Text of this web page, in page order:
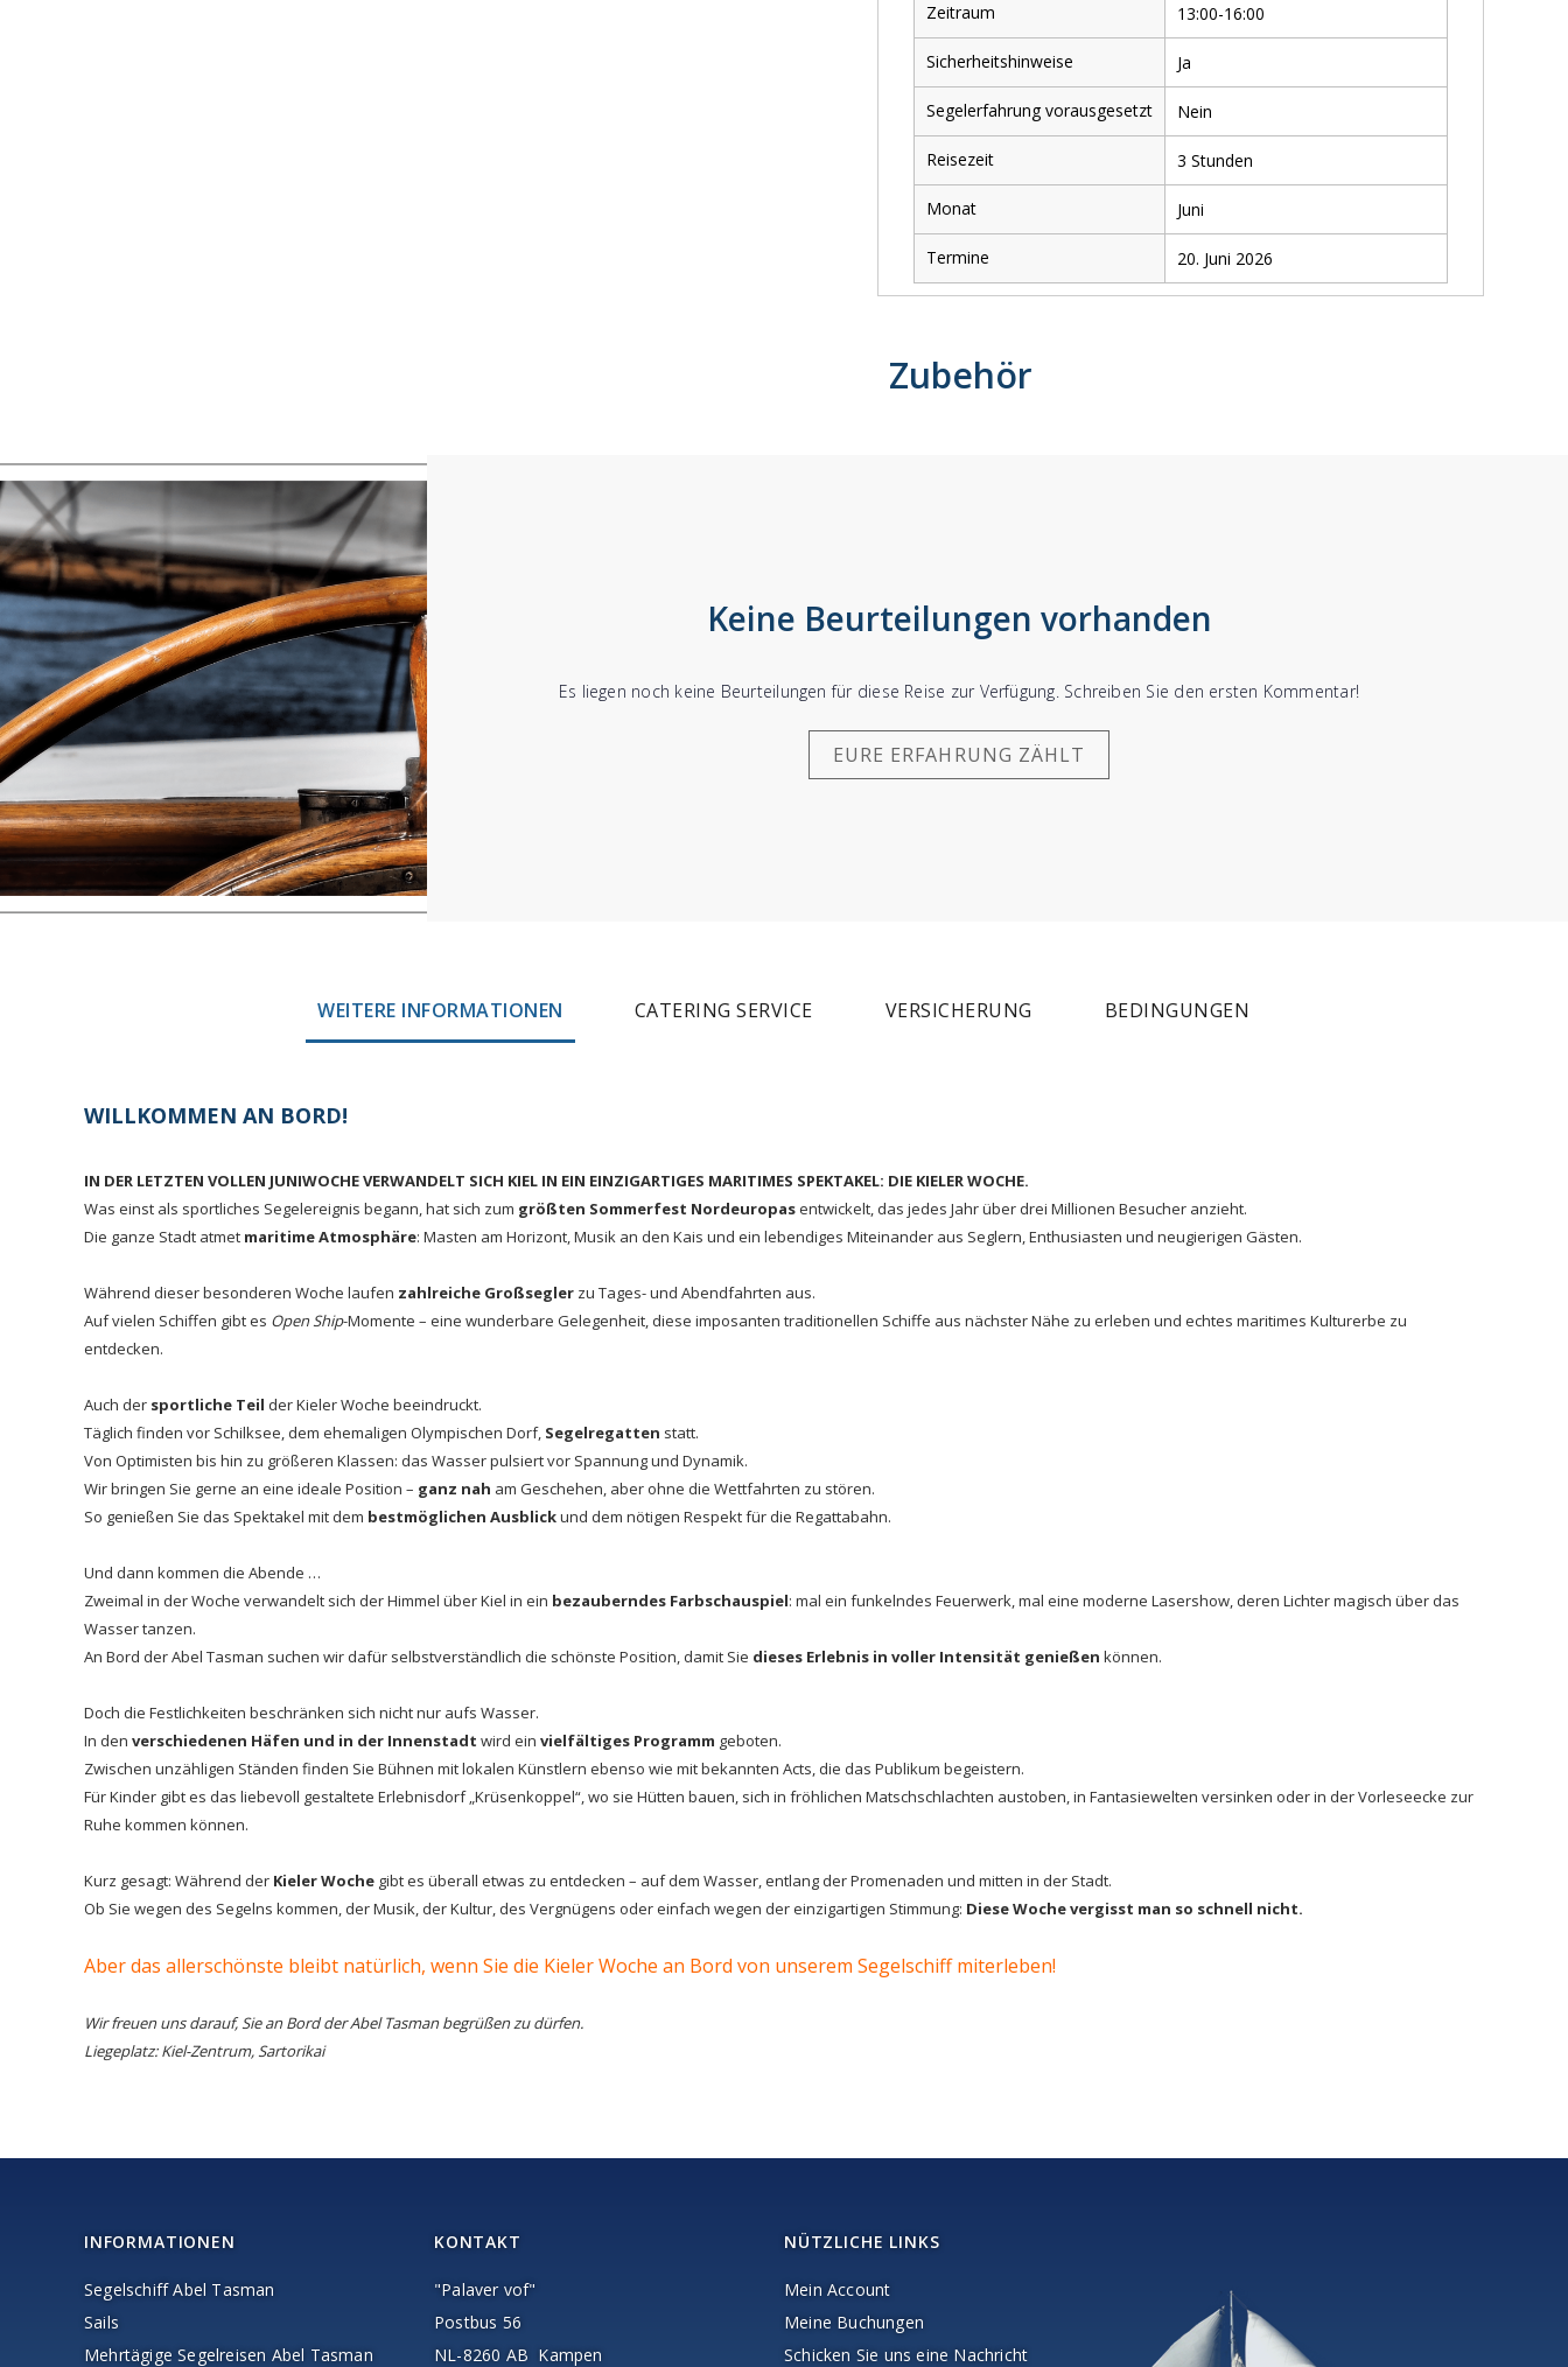
Zeitraum 13:00-16:00
Sicherheitshinweise Ja
Segelerfahrung vorausgesetzt Nein
Reisezeit 3 Stunden
Monat Juni
Termine 20. Juni 2026
Zubehör
Keine Beurteilungen vorhanden
Es liegen noch keine Beurteilungen für diese Reise zur Verfügung. Schreiben Sie den ersten Kommentar!
EURE ERFAHRUNG ZÄHLT
WEITERE INFORMATIONEN CATERING SERVICE VERSICHERUNG BEDINGUNGEN
WILLKOMMEN AN BORD!
IN DER LETZTEN VOLLEN JUNIWOCHE VERWANDELT SICH KIEL IN EIN EINZIGARTIGES MARITIMES SPEKTAKEL: DIE KIELER WOCHE.
Was einst als sportliches Segelereignis begann, hat sich zum größten Sommerfest Nordeuropasentwickelt, das jedes Jahr über drei Millionen Besucher anzieht.
Die ganze Stadt atmet maritime Atmosphäre: Masten am Horizont, Musik an den Kais und ein lebendiges Miteinander aus Seglern, Enthusiasten und neugierigen Gästen.
Während dieser besonderen Woche laufen zahlreiche Großsegler zu Tages- und Abendfahrten aus.
Auf vielen Schiffen gibt es Open Ship-Momente – eine wunderbare Gelegenheit, diese imposanten traditionellen Schiffe aus nächster Nähe zu erleben und echtes maritimes Kulturerbe zu
entdecken.
Auch der sportliche Teil der Kieler Woche beeindruckt.
Täglich finden vor Schilksee, dem ehemaligen Olympischen Dorf, Segelregatten statt.
Von Optimisten bis hin zu größeren Klassen: das Wasser pulsiert vor Spannung und Dynamik.
Wir bringen Sie gerne an eine ideale Position – ganz nah am Geschehen, aber ohne die Wettfahrten zu stören.
So genießen Sie das Spektakel mit dem bestmöglichen Ausblickund dem nötigen Respekt für die Regattabahn.
Und dann kommen die Abende …
Zweimal in der Woche verwandelt sich der Himmel über Kiel in ein bezauberndes Farbschauspiel: mal ein funkelndes Feuerwerk, mal eine moderne Lasershow, deren Lichter magisch über das
Wasser tanzen.
An Bord der Abel Tasman suchen wir dafür selbstverständlich die schönste Position, damit Sie dieses Erlebnis in voller Intensität genießen können.
Doch die Festlichkeiten beschränken sich nicht nur aufs Wasser.
In den verschiedenen Häfen und in der Innenstadt wird ein vielfältiges Programm geboten.
Zwischen unzähligen Ständen finden Sie Bühnen mit lokalen Künstlern ebenso wie mit bekannten Acts, die das Publikum begeistern.
Für Kinder gibt es das liebevoll gestaltete Erlebnisdorf „Krüsenkoppel“, wo sie Hütten bauen, sich in fröhlichen Matschschlachten austoben, in Fantasiewelten versinken oder in der Vorleseecke zur
Ruhe kommen können.
Kurz gesagt: Während der Kieler Woche gibt es überall etwas zu entdecken – auf dem Wasser, entlang der Promenaden und mitten in der Stadt.
Ob Sie wegen des Segelns kommen, der Musik, der Kultur, des Vergnügens oder einfach wegen der einzigartigen Stimmung: Diese Woche vergisst man so schnell nicht.
Aber das allerschönste bleibt natürlich, wenn Sie die Kieler Woche an Bord von unserem Segelschiff miterleben!
Wir freuen uns darauf, Sie an Bord derAbel Tasmanbegrüßen zu dürfen.
Liegeplatz: Kiel-Zentrum, Sartorikai
close
REISEERFAHRUNG ABSCHICKEN
INFORMATIONEN
Segelschiff Abel Tasman
Sails
Mehrtägige Segelreisen Abel Tasman
KONTAKT
"Palaver vof"
Postbus 56
NL-8260 AB Kampen
NÜTZLICHE LINKS
Mein Account
Meine Buchungen
Schicken Sie uns eine Nachricht